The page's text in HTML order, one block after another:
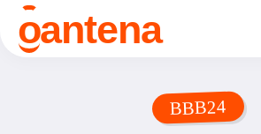
oantena
BBB24